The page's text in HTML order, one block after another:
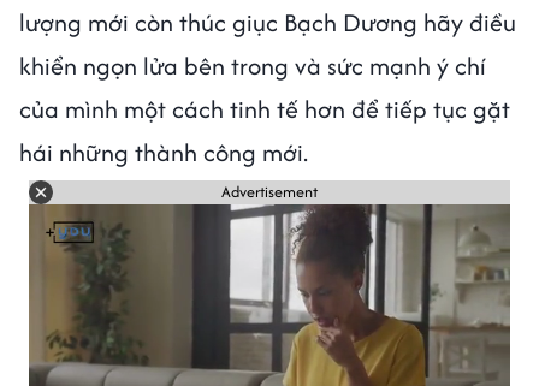
lượng mới còn thúc giục Bạch Dương hãy điều
khiển ngọn lửa bên trong và sức mạnh ý chí
của mình một cách tinh tế hơn để tiếp tục gặt
hái những thành công mới.
Advertisement